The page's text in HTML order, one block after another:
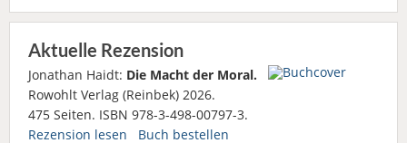
Aktuelle Rezension
Jonathan Haidt: Die Macht der Moral.
Rowohlt Verlag (Reinbek) 2026.
475 Seiten. ISBN 978-3-498-00797-3.
Rezension lesen
Buch bestellen